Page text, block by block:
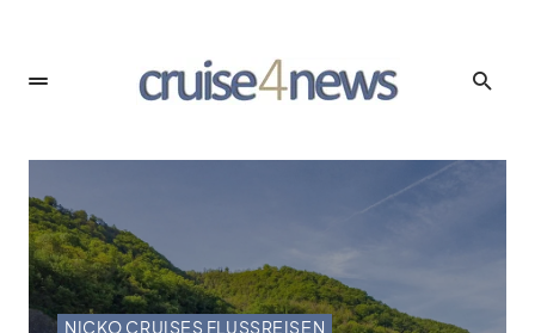
NICKO CRUISES FLUSSREISEN